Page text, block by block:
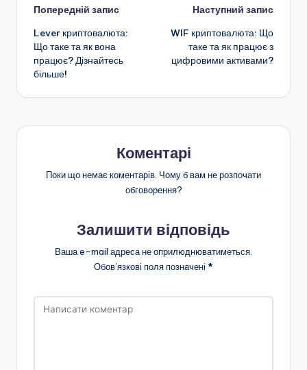
Навігація
по
запису
Попередній запис
Lever криптовалюта:
Що таке та як вона
працює? Дізнайтесь
більше!
Наступний запис
WIF криптовалюта: Що
таке та як працює з
цифровими активами?
Коментарі
Поки що немає коментарів. Чому б вам не розпочати
обговорення?
Залишити відповідь
Ваша e-mail адреса не оприлюднюватиметься.
Обов’язкові поля позначені *